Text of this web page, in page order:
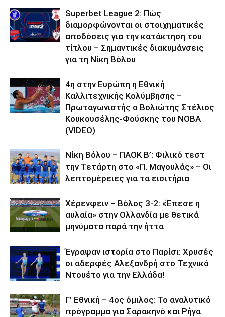
Superbet League 2: Πώς
διαμορφώνονται οι στοιχηματικές
αποδόσεις για την κατάκτηση του
τίτλου – Σημαντικές διακυμάνσεις
για τη Νίκη Βόλου
4η στην Ευρώπη η Εθνική
Καλλιτεχνικής Κολύμβησης –
Πρωταγωνιστής ο Βολιώτης Στέλιος
Κουκουσέλης-Φούσκης του ΝΟΒΑ
(VIDEO)
Νίκη Βόλου – ΠΑΟΚ Β’: Φιλικό τεστ
την Τετάρτη στο «Π. Μαγουλάς» – Οι
λεπτομέρειες για τα εισιτήρια
Χέρενφειν – Βόλος 3-2: «Έπεσε η
αυλαία» στην Ολλανδία με θετικά
μηνύματα παρά την ήττα
Έγραψαν ιστορία στο Παρίσι: Χρυσές
οι αδερφές Αλεξανδρή στο Τεχνικό
Ντουέτο για την Ελλάδα!
Γ’ Εθνική – 4ος όμιλος: Το αναλυτικό
πρόγραμμα για Σαρακηνό και Ρήγα